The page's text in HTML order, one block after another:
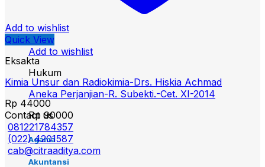
Add to wishlist
Hukum
Aneka Perjanjian-R. Subekti.-Cet. XI-2014
Rp 90000
Agama
Akuntansi
Add to wishlist
Quick View
Eksakta
Kimia Unsur dan Radiokimia-Drs. Hiskia Achmad
Rp 44000
Contact us
081221784357
(022) 4201587
cab@citraaditya.com